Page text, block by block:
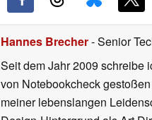
Hannes Brecher- Senior
Seit dem Jahr 2009 schreibe
von Notebookcheck
meiner lebenslangen